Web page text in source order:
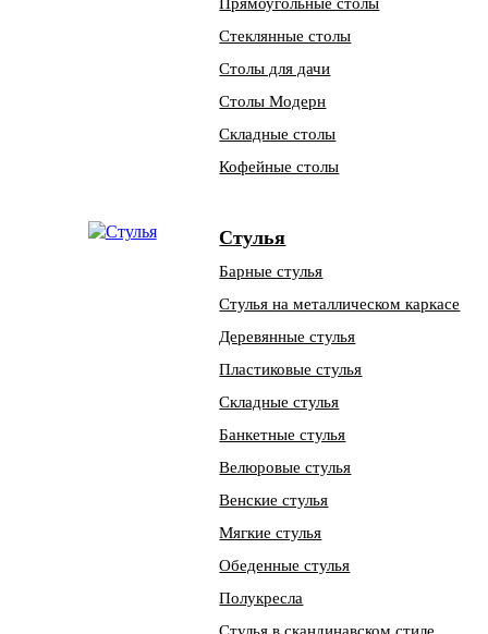
Стеклянные столы
Столы для дачи
Столы Модерн
Складные столы
Кофейные столы
Стулья
Барные стулья
Стулья на металлическом каркасе
Деревянные стулья
Пластиковые стулья
Складные стулья
Банкетные стулья
Велюровые стулья
Венские стулья
Мягкие стулья
Обеденные стулья
Полукресла